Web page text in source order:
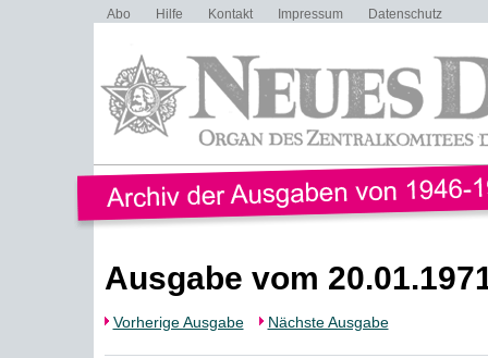
Abo Hilfe Kontakt Impressum Datenschutz
Ausgabe vom
Vorherige Ausgabe Nächste Ausgabe